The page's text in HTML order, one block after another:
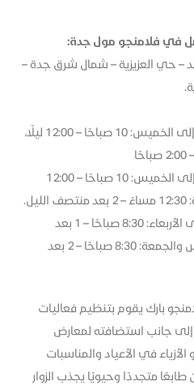
في فلامنجو مول جدة:
– حي العزيزية – شمال شرق جدة –
من السبت إلى الخميس: 10 صباحًا – 12:00 ليلًا،
من السبت إلى الخميس: 10 صباحًا – 12:00
من السبت إلى الأربعاء: 8:30 صباحًا – 1 بعد
منتصف الليل، الخميس والجمعة: 8:30 صباحًا – 2 بعد
بارك يقوم بتنظيم فعاليات
إلى جانب استضافته لمعارض
في الأعياد والمناسبات
متجددًا وحيويًا يجذب الزوار